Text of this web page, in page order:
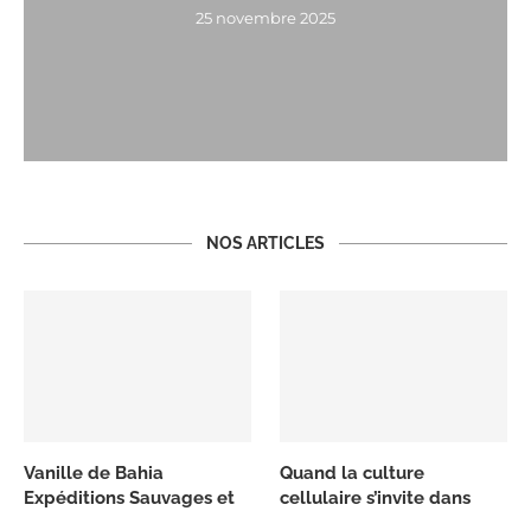
25 novembre 2025
NOS ARTICLES
Vanille de Bahia
Expéditions Sauvages et
Quand la culture
cellulaire s’invite dans